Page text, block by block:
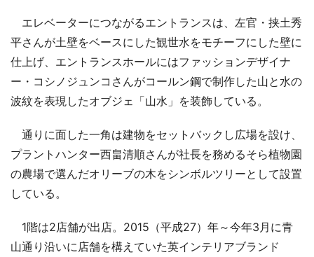
エレベーターにつながるエントランスは、左官・挟土秀
平さんが土壁をベースにした観世水をモチーフにした壁に
仕上げ、エントランスホールにはファッションデザイナ
ー・コシノジュンコさんがコールン鋼で制作した山と水の
波紋を表現したオブジェ「山水」を装飾している。
通りに面した一角は建物をセットバックし広場を設け、
プラントハンター西畠清順さんが社長を務めるそら植物園
の農場で選んだオリーブの木をシンボルツリーとして設置
している。
1階は2店舗が出店。2015（平成27）年～今年3月に青
山通り沿いに店舗を構えていた英インテリアブランド